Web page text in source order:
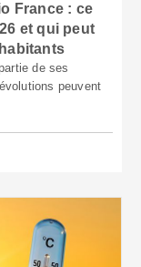
France : ce
et qui peut
de ses
peuvent